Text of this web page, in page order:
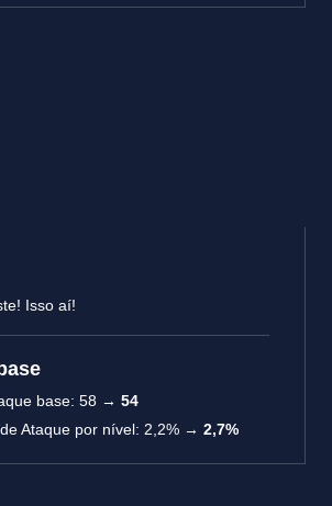
Isso aí!
base: 58 → 54
Ataque por nível: 2,2% → 2,7%